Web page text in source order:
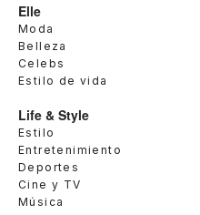
Elle
Moda
Belleza
Celebs
Estilo de vida
Life & Style
Estilo
Entretenimiento
Deportes
Cine y TV
Música